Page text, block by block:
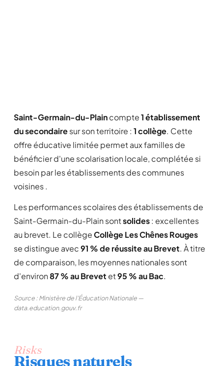
Saint-Germain-du-Plaincompte1 établissement
du secondairesur son territoire : 1 collège. Cette
offre éducative limitée permet aux familles de
bénéficier d'une scolarisation locale, complétée si
besoin par les établissements des communes
voisines .
Les performances scolaires des établissements de
Saint-Germain-du-Plain sontsolides: excellentes
au brevet. Le collègeCollège Les Chênes Rouges
se distingue avec91 % de réussite au Brevet. À titre
de comparaison, les moyennes nationales sont
d'environ87 % au Brevet et95 % au Bac.
Source : Ministère de l'Éducation Nationale —
data.education.gouv.fr
Risks
Risques naturels